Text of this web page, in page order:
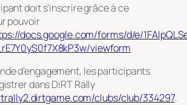
doit s’inscrire grâce à ce
pouvoir
docs.google.com/forms/d/e/
viewform
d’engagement, les participants
dans DiRT Rally
clubs/club/334297.